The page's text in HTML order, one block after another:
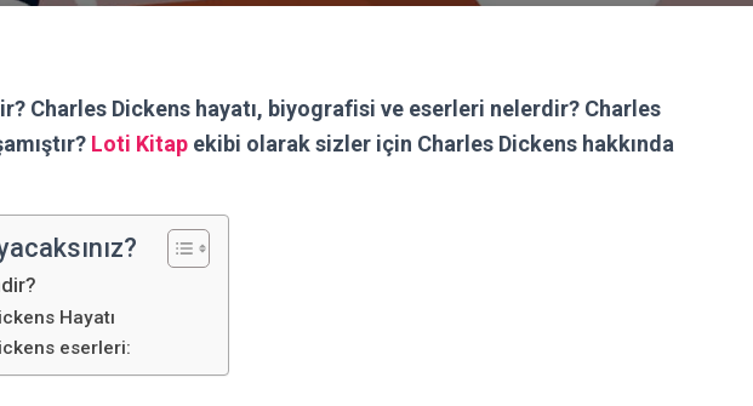
Charles Dickens hayatı, biyografisi ve eserleri nelerdir? Charles
Loti Kitap ekibi olarak sizler için Charles Dickens hakkında
Hayatı
eserleri: